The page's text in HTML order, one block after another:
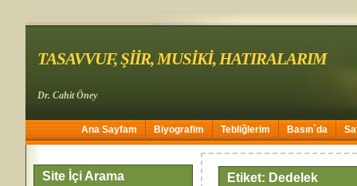
TASAVVUF, ŞİİR, MUSİKİ, HATIRALARIM
Dr. Cahit Öney
Ana Sayfam Biyografim Tebliğlerim Basın`da
Site İçi Arama Etiket: Dedelek